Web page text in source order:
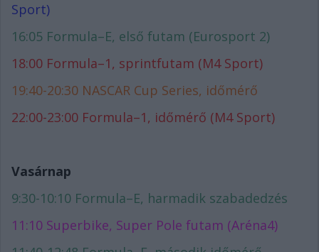
Sport)
16:05 Formula–E, első futam (Eurosport 2)
18:00 Formula–1, sprintfutam (M4 Sport)
19:40-20:30 NASCAR Cup Series, időmérő
22:00-23:00 Formula–1, időmérő (M4 Sport)
Vasárnap
9:30-10:10 Formula–E, harmadik szabadedzés
11:10 Superbike, Super Pole futam (Aréna4)